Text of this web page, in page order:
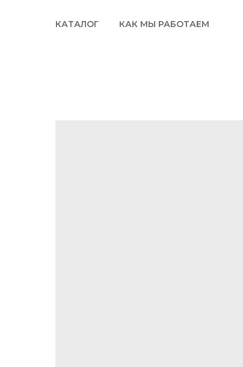
КАТАЛОГ КАК МЫ РАБОТАЕМ